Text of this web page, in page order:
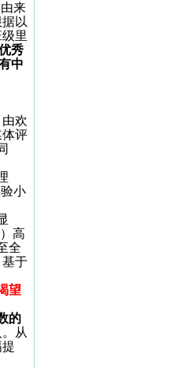
来
以
里
秀
中
欢
评
小
高
全
于
望
的
。从